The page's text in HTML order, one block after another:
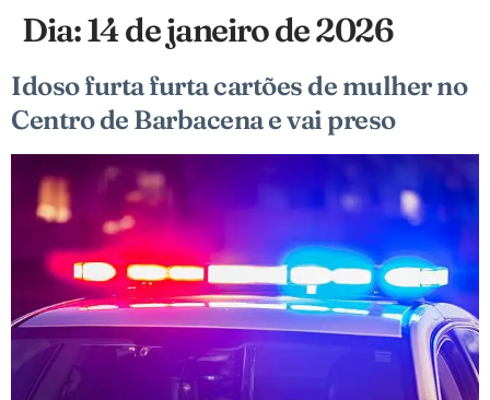
Dia:14 de janeiro de 2026
Idoso furta furta cartões de mulher no
Centro de Barbacena e vai preso